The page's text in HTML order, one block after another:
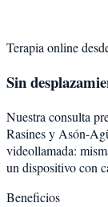
Terapia online
Sin
Nuestra consulta
Rasinesy Asón-
videollamada:
un dispositivo con
Beneficios